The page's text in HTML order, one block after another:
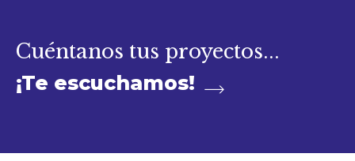
Cuéntanos tus proyectos...
¡Te escuchamos!